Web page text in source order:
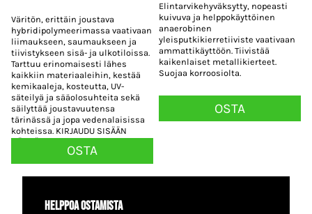
Väritön, erittäin joustava
hybridipolymeerimassa vaativaan
liimaukseen, saumaukseen ja
tiivistykseen sisä- ja ulkotiloissa.
Tarttuu erinomaisesti lähes
kaikkiin materiaaleihin, kestää
kemikaaleja, kosteutta, UV-
säteilyä ja sääolosuhteita sekä
säilyttää joustavuutensa
tärinässä ja jopa vedenalaisissa
kohteissa. KIRJAUDU SISÄÄN
OSTA
Elintarvikehyväksytty, nopeasti
kuivuva ja helppokäyttöinen
anaerobinen
yleisputkikierretiiviste vaativaan
ammattikäyttöön. Tiivistää
kaikenlaiset metallikierteet.
Suojaa korroosiolta.
OSTA
Helppoa ostamista